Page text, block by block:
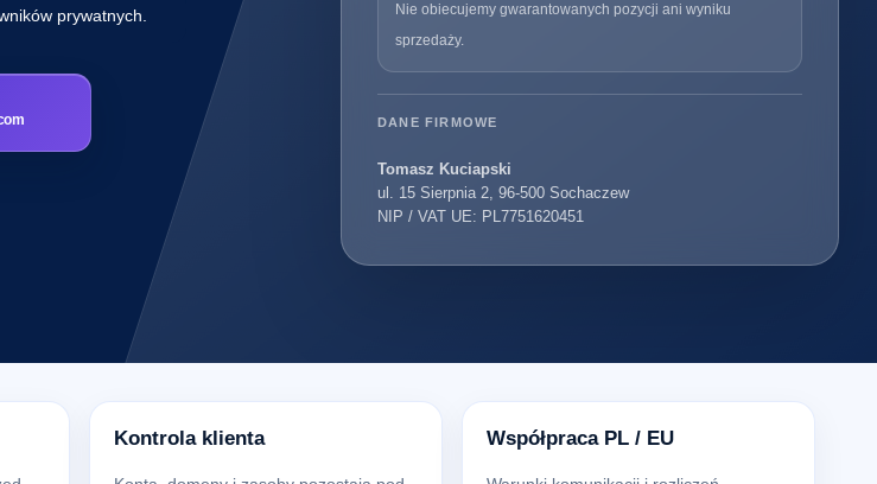
prywatnych.
Nie obiecujemy gwarantowanych pozycji ani wyniku
sprzedaży.
DANE FIRMOWE
Tomasz Kuciapski
ul. 15 Sierpnia 2, 96-500 Sochaczew
NIP / VAT UE: PL7751620451
Kontrola klienta Współpraca PL / EU